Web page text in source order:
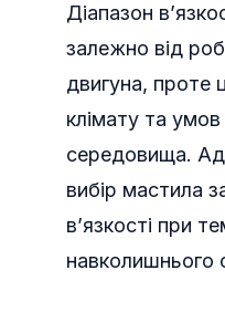
Діапазон
залежно від
двигуна, проте
клімату та
середовища.
вибір мастила
в’язкості при
навколишнього